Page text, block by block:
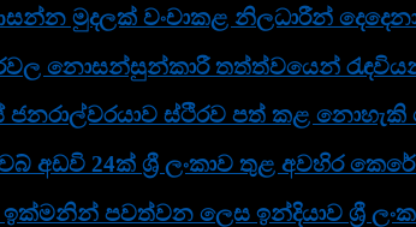
මුදලක් වංචාකළ නිලධාරීන්
නොසන්සුන්කාරී තත්ත්වයෙන්
ස්ථිරව පත් කළ නොහැකි
අඩවි 24ක් ශ්‍රී ලංකාව තුළ අවහිර
පවත්වන ලෙස ඉන්දියාව ශ්‍රී